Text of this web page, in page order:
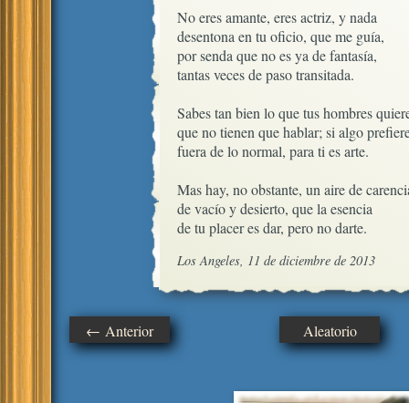
No eres amante, eres actriz, y nada
desentona en tu oficio, que me guía,
por senda que no es ya de fantasía,
tantas veces de paso transitada.
Sabes tan bien lo que tus hombres
que no tienen que hablar; si algo
fuera de lo normal, para ti es arte.
Mas hay, no obstante, un aire de
de vacío y desierto, que la esencia
de tu placer es dar, pero no darte.
Los Angeles, 11 de diciembre de 2013
← Anterior Aleatorio